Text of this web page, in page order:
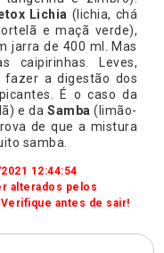
Lichia (lichia, chá
e maçã verde),
jarra de 400 ml. Mas
caipirinhas. Leves,
a digestão dos
É o caso da
e da Samba(limão-
de que a mistura
samba.
12:44:54
alterados pelos
antes de sair!